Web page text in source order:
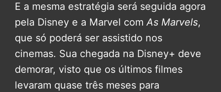
E a mesma estratégia será seguida agora
pela Disney e a Marvel com As Marvels,
que só poderá ser assistido nos
cinemas. Sua chegada na Disney+ deve
demorar, visto que os últimos filmes
levaram quase três meses para